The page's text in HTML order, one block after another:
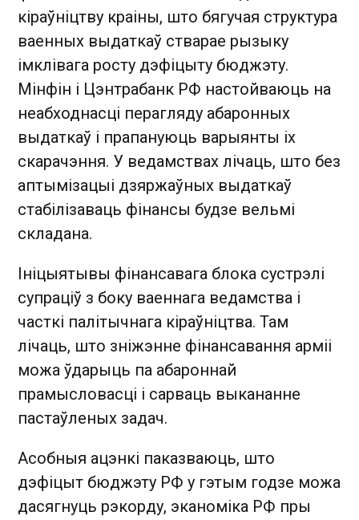
кіраўніцтву краіны, што бягучая структура
ваенных выдаткаў стварае рызыку
імклівага росту дэфіцыту бюджэту.
Мінфін і Цэнтрабанк РФ настойваюць на
неабходнасці перагляду абаронных
выдаткаў і прапануюць варыянты іх
скарачэння. У ведамствах лічаць, што без
аптымізацыі дзяржаўных выдаткаў
стабілізаваць фінансы будзе вельмі
складана.
Ініцыятывы фінансавага блока сустрэлі
супраціў з боку ваеннага ведамства і
часткі палітычнага кіраўніцтва. Там
лічаць, што зніжэнне фінансавання арміі
можа ўдарыць па абароннай
прамысловасці і сарваць выкананне
пастаўленых задач.
Асобныя ацэнкі паказваюць, што
дэфіцыт бюджэту РФ у гэтым годзе можа
дасягнуць рэкорду, эканоміка РФ пры